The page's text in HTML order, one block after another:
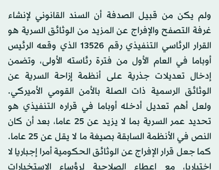
ولم يكن من قبيل الصدفة أن السند القانوني لإنشاء
غرفة التصفح والإفراج عن المزيد من الوثائق السرية هو
القرار الرئاسي التنفيذي رقم 13526 الذي وقعه الرئيس
أوباما في العام الأول من فترة رئاسته الأولى، وتضمن
إدخال تعديلات جذرية على أنظمة إزاحة السرية عن
الوثائق الرسمية ذات الصلة بالأمن القومي الأميركي.
ولعل أهم تعديل أدخله أوباما في قراره التنفيذي هو
تحديد عمر السرية بما لا يزيد عن 25 عاما، بعد أن كان
النص في الأنظمة السابقة بصيغة ما لا يقل عن 25 عاما.
كما جعل قرار الإفراج عن الوثائق الحكومية أمرا إجباريا لا
اختياريا، مع إعطاء الصلاحية لرؤساء الاستخبارات